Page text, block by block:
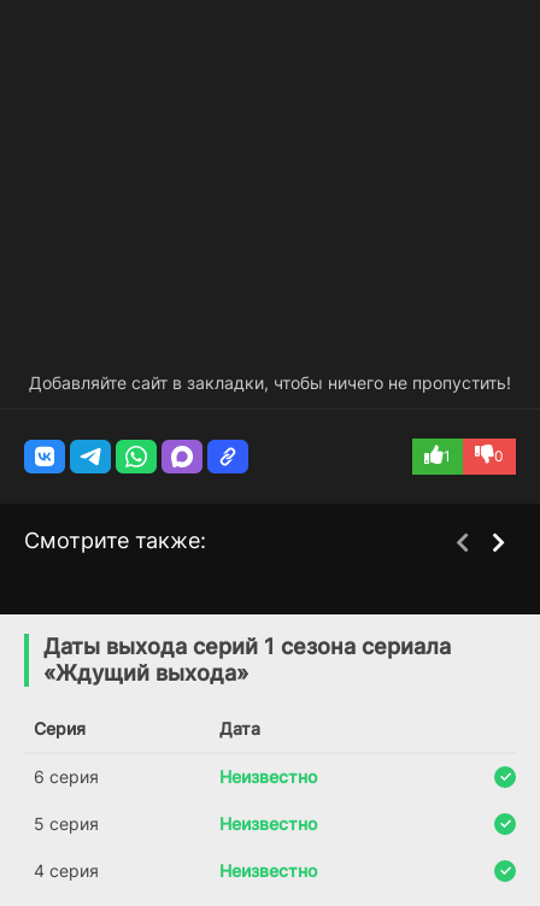
Добавляйте сайт в закладки, чтобы ничего не пропустить!
1 0
Смотрите также:
6.9
Даты выхода серий 1 сезона сериала
«Ждущий выхода»
Серия Дата
6 серия Неизвестно
5 серия Неизвестно
4 серия Неизвестно